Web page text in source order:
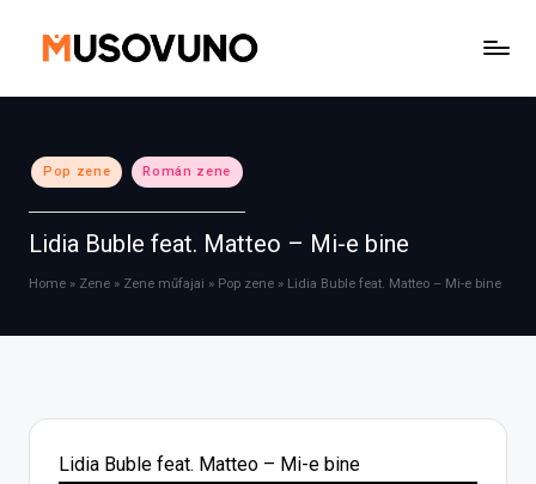
Posted
in
Pop zene Román zene
Lidia Buble feat. Matteo – Mi-e bine
Home » Zene » Zene műfajai » Pop zene » Lidia Buble feat. Matteo – Mi-e bine
Lidia Buble feat. Matteo – Mi-e bine